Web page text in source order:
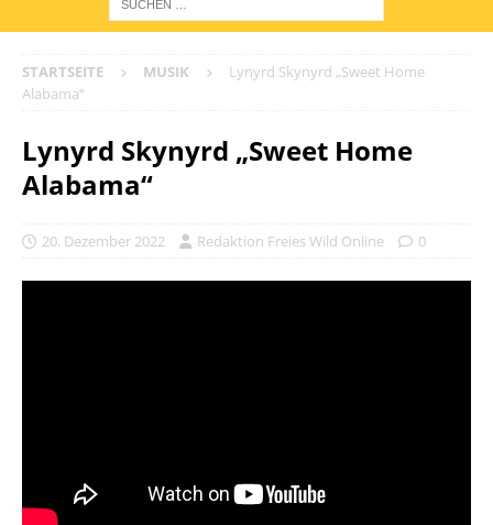
STARTSEITE MUSIK
Lynyrd Skynyrd „Sweet Home
Alabama“
Lynyrd Skynyrd „Sweet Home
Alabama“
20. Dezember 2022 Redaktion Freies Wild Online 0